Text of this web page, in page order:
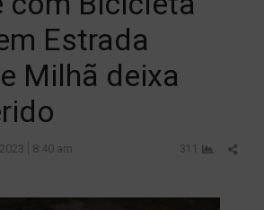
Estrada
Milhã deixa
8:40 am
311